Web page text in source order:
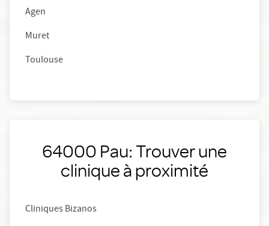
Agen
Muret
Toulouse
64000 Pau: Trouver une
clinique à proximité
Cliniques Bizanos